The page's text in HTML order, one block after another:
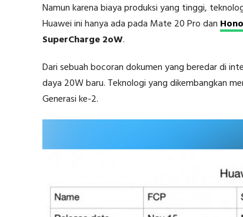
Namun karena biaya produksi yang tinggi,
Huawei ini hanya ada pada Mate 20 Pro dan
SuperCharge 2oW.
Dari sebuah bocoran dokumen yang beredar di
daya 20W baru. Teknologi yang dikembangkan
Generasi ke-2.